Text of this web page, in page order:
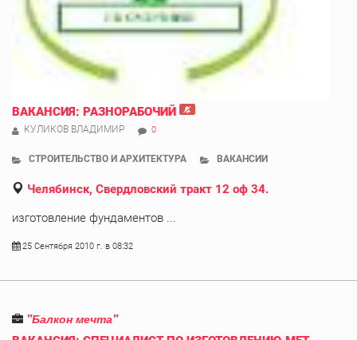
ВАКАНСИЯ: РАЗНОРАБОЧИЙ
КУЛИКОВ ВЛАДИМИР 0
СТРОИТЕЛЬСТВО И АРХИТЕКТУРА ВАКАНСИИ
Челябинск, Свердловский тракт 12 оф 34.
изготовление фундаментов ...
25 Сентября 2010 г. в 08:32
"Балкон мечта"